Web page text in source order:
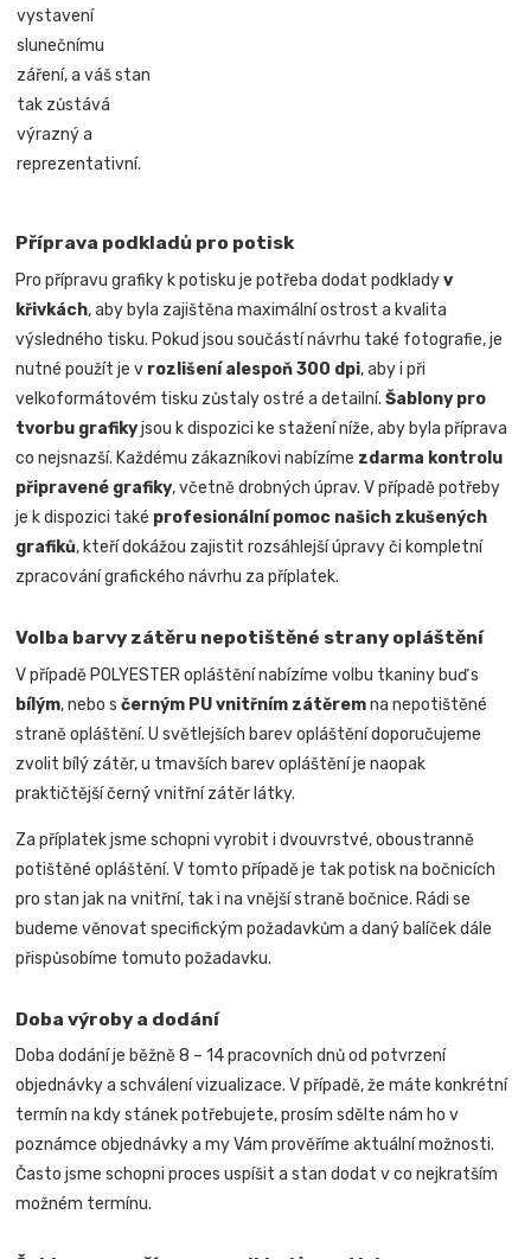
vystavení
slunečnímu
záření, a váš stan
tak zůstává
výrazný a
reprezentativní.
Příprava podkladů pro potisk
Pro přípravu grafiky k potisku je potřeba dodat podkladyv
křivkách, aby byla zajištěna maximální ostrost a kvalita
výsledného tisku. Pokud jsou součástí návrhu také fotografie, je
nutné použít je v rozlišení alespoň 300 dpi, aby i při
velkoformátovém tisku zůstaly ostré a detailní.Šablony pro
tvorbu grafikyjsou k dispozici ke stažení níže, aby byla příprava
co nejsnazší. Každému zákazníkovi nabízíme zdarma kontrolu
připravené grafiky, včetně drobných úprav. V případě potřeby
je k dispozici také profesionální pomoc našich zkušených
grafiků, kteří dokážou zajistit rozsáhlejší úpravy či kompletní
zpracování grafického návrhu za příplatek.
Volba barvy zátěru nepotištěné strany opláštění
V případě POLYESTER opláštění nabízíme volbu tkaniny buď s
bílým, nebo sčerným PU vnitřním zátěremna nepotištěné
straně opláštění. U světlejších barev opláštění doporučujeme
zvolit bílý zátěr, u tmavších barev opláštění je naopak
praktičtější černý vnitřní zátěr látky.
Za příplatek jsme schopni vyrobit i dvouvrstvé, oboustranně
potištěné opláštění. V tomto případě je tak potisk na bočnicích
pro stan jak na vnitřní, tak i na vnější straně bočnice. Rádi se
budeme věnovat specifickým požadavkům a daný balíček dále
přispůsobíme tomuto požadavku.
Doba výroby a dodání
Doba dodání je běžně 8 – 14 pracovních dnů od potvrzení
objednávky a schválení vizualizace. V případě, že máte konkrétní
termín na kdy stánek potřebujete, prosím sdělte nám ho v
poznámce objednávky a my Vám prověříme aktuální možnosti.
Často jsme schopni proces uspíšit a stan dodat v co nejkratším
možném termínu.